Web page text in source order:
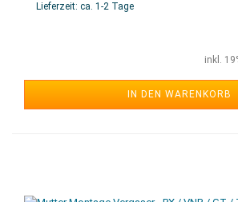
Lieferzeit: ca. 1-2 Tage
inkl.
IN DEN WARENKORB